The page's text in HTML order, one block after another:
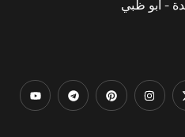
- ابو ظبي